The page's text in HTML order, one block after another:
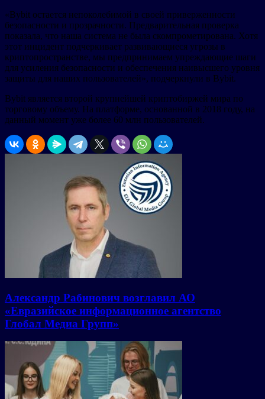
«Bybit остается непоколебимой в своей приверженности
безопасности и прозрачности. Предварительная проверка
показала, что наша система не была скомпрометирована. Хотя
этот инцидент подчеркивает развивающиеся угрозы в
криптопространстве, мы предпринимаем упреждающие шаги
для усиления безопасности и обеспечения наивысшего уровня
защиты для наших пользователей», подчеркнули в Bybit.
Bybit является второй крупнейшей криптобиржей мира по
торговому объему. На платформе, основанной в 2018 году, на
данный момент уже более 60 млн пользователей.
Александр Рабинович возглавил АО
«Евразийское информационное агентство
Глобал Медиа Групп»